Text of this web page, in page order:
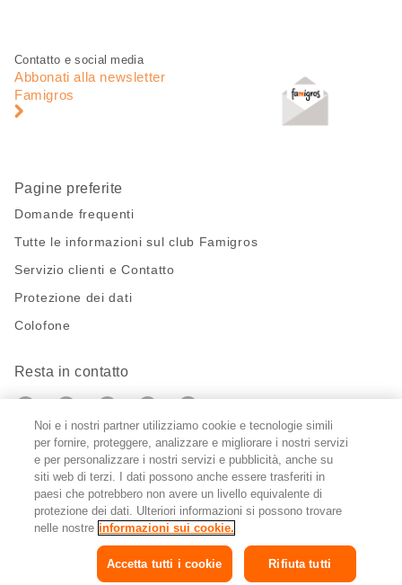
Piè
pagina
Navigazione
pagina
Contatto e social media
Abbonati alla newsletter
Famigros
Pagine preferite
Domande frequenti
Tutte le informazioni sul club Famigros
Servizio clienti e Contatto
Protezione dei dati
Colofone
Resta in contatto
https://twitter.com/migros?
https://www.youtube.com/user/
PinterestInstagram
Impostazioni cookie
© 2026 Federazione delle cooperative Migros
FR IT
Noi e i nostri partner utilizziamo cookie e tecnologie simili
per fornire, proteggere, analizzare e migliorare i nostri servizi
e per personalizzare i nostri servizi e pubblicità, anche su
siti web di terzi. I dati possono anche essere trasferiti in
paesi che potrebbero non avere un livello equivalente di
protezione dei dati. Ulteriori informazioni si possono trovare
nelle nostre informazioni sui cookie.
Rifiuta tutti
Accetta tutti i cookie